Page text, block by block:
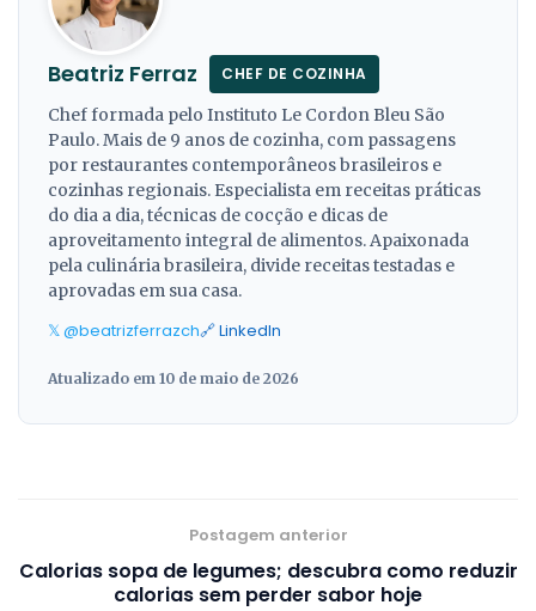
Beatriz Ferraz CHEF DE COZINHA
Chef formada pelo Instituto Le Cordon Bleu São
Paulo. Mais de 9 anos de cozinha, com passagens
por restaurantes contemporâneos brasileiros e
cozinhas regionais. Especialista em receitas práticas
do dia a dia, técnicas de cocção e dicas de
aproveitamento integral de alimentos. Apaixonada
pela culinária brasileira, divide receitas testadas e
aprovadas em sua casa.
𝕏 @beatrizferrazch🔗 LinkedIn
Atualizado em 10 de maio de 2026
Postagem anterior
Calorias sopa de legumes; descubra como reduzir
calorias sem perder sabor hoje